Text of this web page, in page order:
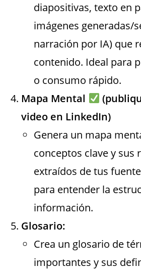
diapositivas, texto en
imágenes generadas/
narración por IA) que
contenido. Ideal para
o consumo rápido.
Mapa Mental
video en LinkedIn)
Genera un mapa
conceptos clave y sus
extraídos de tus
para entender la
información.
Glosario:
Crea un glosario de
importantes y sus